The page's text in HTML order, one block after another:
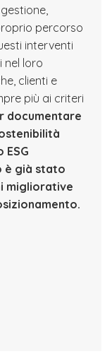
percorso
interventi
nel loro
clienti e
più ai criteri
documentare
è già stato
migliorative